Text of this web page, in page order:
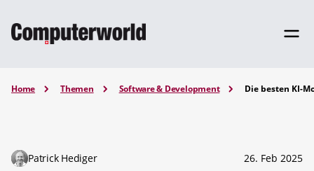
Home Themen Software & Development Die besten KI-
Patrick Hediger 26. Feb 2025